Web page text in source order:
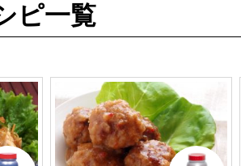
ピ一覧